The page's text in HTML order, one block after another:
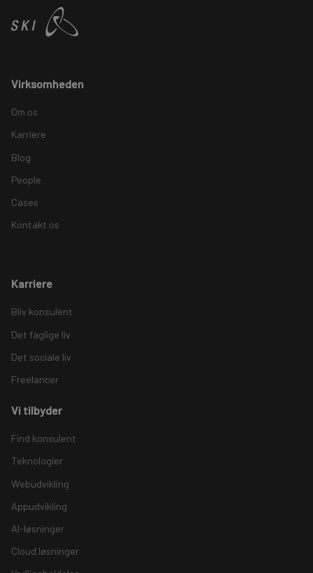
Virksomheden
Om os
Karriere
Blog
People
Cases
Kontakt os
Karriere
Bliv konsulent
Det faglige liv
Det sociale liv
Freelancer
Vi tilbyder
Find konsulent
Teknologier
Webudvikling
Appudvikling
AI-løsninger
Cloud løsninger